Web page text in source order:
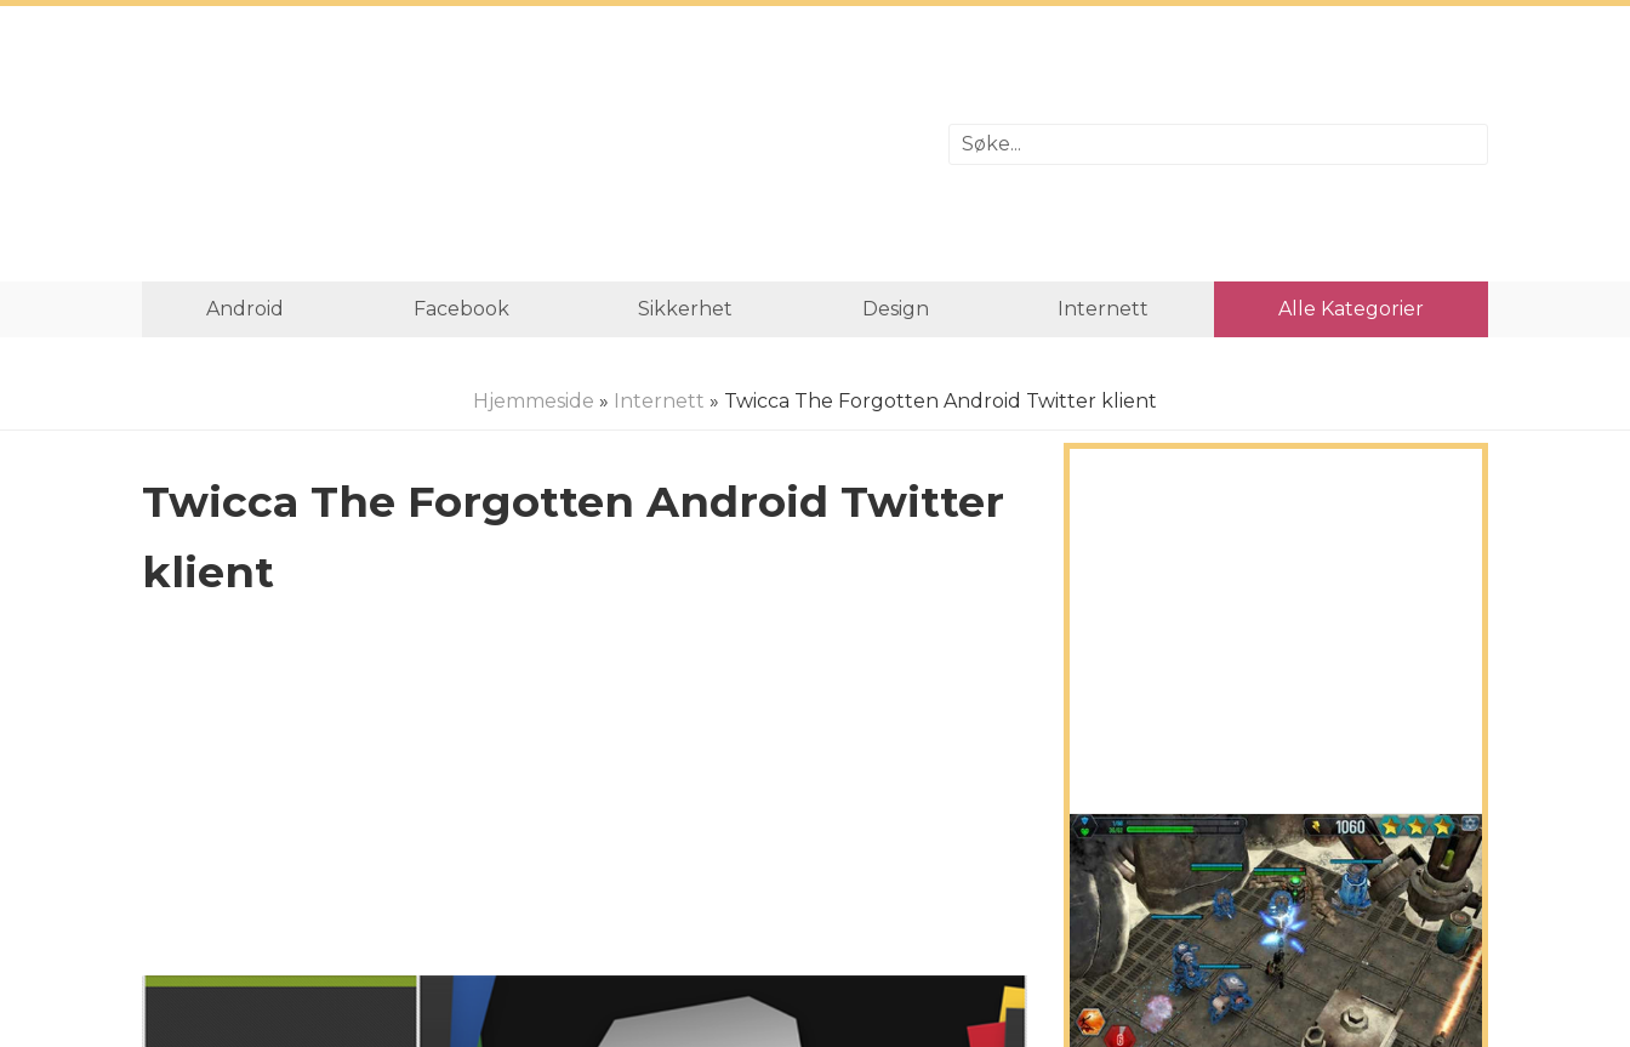
Android Facebook Sikkerhet Design Internett Alle Kategorier
Hjemmeside » Internett » Twicca The Forgotten Android Twitter klient
Twicca The Forgotten Android Twitter
klient